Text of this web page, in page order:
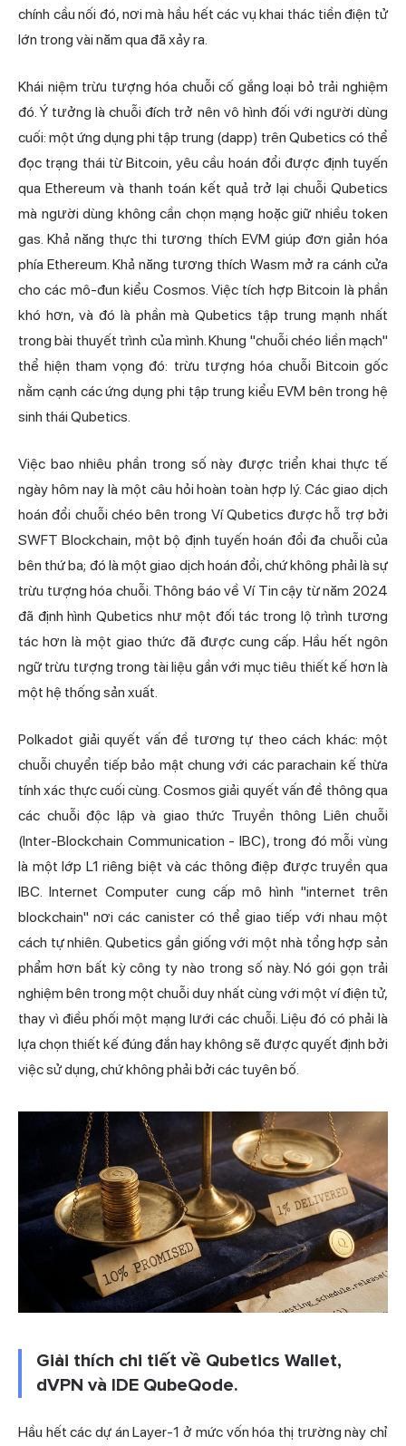
chính cầu nối đó, nơi mà hầu hết các vụ khai thác tiền điện tử
lớn trong vài năm qua đã xảy ra.
Khái niệm trừu tượng hóa chuỗi cố gắng loại bỏ trải nghiệm
đó. Ý tưởng là chuỗi đích trở nên vô hình đối với người dùng
cuối: một ứng dụng phi tập trung (dapp) trên Qubetics có thể
đọc trạng thái từ Bitcoin, yêu cầu hoán đổi được định tuyến
qua Ethereum và thanh toán kết quả trở lại chuỗi Qubetics
mà người dùng không cần chọn mạng hoặc giữ nhiều token
gas. Khả năng thực thi tương thích EVM giúp đơn giản hóa
phía Ethereum. Khả năng tương thích Wasm mở ra cánh cửa
cho các mô-đun kiểu Cosmos. Việc tích hợp Bitcoin là phần
khó hơn, và đó là phần mà Qubetics tập trung mạnh nhất
trong bài thuyết trình của mình. Khung "chuỗi chéo liền mạch"
thể hiện tham vọng đó: trừu tượng hóa chuỗi Bitcoin gốc
nằm cạnh các ứng dụng phi tập trung kiểu EVM bên trong hệ
sinh thái Qubetics.
Việc bao nhiêu phần trong số này được triển khai thực tế
ngày hôm nay là một câu hỏi hoàn toàn hợp lý. Các giao dịch
hoán đổi chuỗi chéo bên trong Ví Qubetics được hỗ trợ bởi
SWFT Blockchain, một bộ định tuyến hoán đổi đa chuỗi của
bên thứ ba; đó là một giao dịch hoán đổi, chứ không phải là sự
trừu tượng hóa chuỗi. Thông báo về Ví Tin cậy từ năm 2024
đã định hình Qubetics như một đối tác trong lộ trình tương
tác hơn là một giao thức đã được cung cấp. Hầu hết ngôn
ngữ trừu tượng trong tài liệu gần với mục tiêu thiết kế hơn là
một hệ thống sản xuất.
Polkadot giải quyết vấn đề tương tự theo cách khác: một
chuỗi chuyển tiếp bảo mật chung với các parachain kế thừa
tính xác thực cuối cùng. Cosmos giải quyết vấn đề thông qua
các chuỗi độc lập và giao thức Truyền thông Liên chuỗi
(Inter-Blockchain Communication - IBC), trong đó mỗi vùng
là một lớp L1 riêng biệt và các thông điệp được truyền qua
IBC. Internet Computer cung cấp mô hình "internet trên
blockchain" nơi các canister có thể giao tiếp với nhau một
cách tự nhiên. Qubetics gần giống với một nhà tổng hợp sản
phẩm hơn bất kỳ công ty nào trong số này. Nó gói gọn trải
nghiệm bên trong một chuỗi duy nhất cùng với một ví điện tử,
thay vì điều phối một mạng lưới các chuỗi. Liệu đó có phải là
lựa chọn thiết kế đúng đắn hay không sẽ được quyết định bởi
việc sử dụng, chứ không phải bởi các tuyên bố.
Giải thích chi tiết về Qubetics Wallet,
dVPN và IDE QubeQode.
Hầu hết các dự án Layer-1 ở mức vốn hóa thị trường này chỉ